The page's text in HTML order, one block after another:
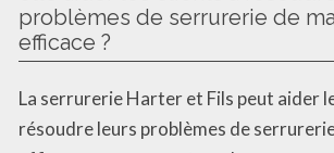
problèmes de serrurerie de
efficace ?
La serrurerie Harter et Fils peut aider
résoudre leurs problèmes de